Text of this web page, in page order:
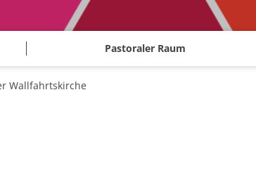
Pastoraler Raum
Wallfahrtskirche